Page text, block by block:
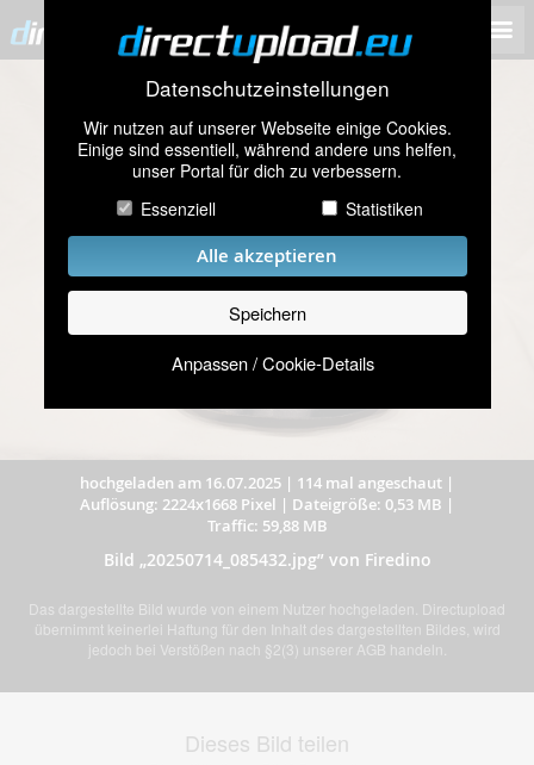
Datenschutzeinstellungen
Wir nutzen auf unserer Webseite einige Cookies.
Einige sind essentiell, während andere uns helfen,
unser Portal für dich zu verbessern.
Essenziell
Statistiken
Alle akzeptieren
Speichern
Anpassen / Cookie-Details
hochgeladen am 16.07.2025 | 114 mal angeschaut |
Auflösung: 2224x1668 Pixel | Dateigröße: 0,53 MB |
Traffic: 59,88 MB
Bild „20250714_085432.jpg” von Firedino
Das dargestellte Bild wurde von einem Nutzer hochgeladen. Directupload
übernimmt keinerlei Haftung für den Inhalt des dargestellten Bildes, wird
jedoch bei Verstößen nach §2(3) unserer AGB handeln.
Dieses Bild teilen